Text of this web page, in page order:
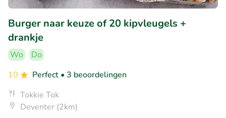
Burger naar keuze of 20 kipvleugels +
drankje
Wo
Do
10
Perfect • 3 beoordelingen
Tokkie Tok
Deventer (2km)